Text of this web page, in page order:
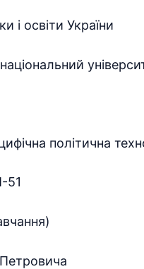
і освіти України
політична
51